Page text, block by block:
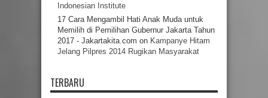
Indonesian Institute
17 Cara Mengambil Hati Anak Muda untuk
Memilih di Pemilihan Gubernur Jakarta Tahun
2017 - Jakartakita.com on Kampanye Hitam
Jelang Pilpres 2014 Rugikan Masyarakat
TERBARU